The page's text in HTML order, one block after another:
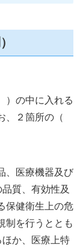
の中に入れる
、２箇所の（
、医療機器及び
質、有効性及
保健衛生上の危
制を行うととも
か、医療上特